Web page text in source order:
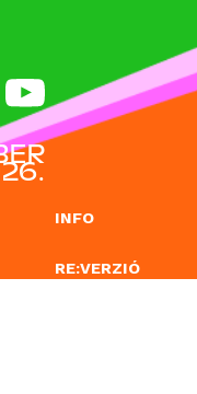
INFO
RE:VERZIÓ